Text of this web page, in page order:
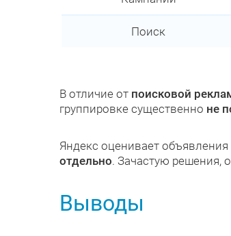
Поиск
В отличие от поисковой
группировке существенно не
Яндекс оценивает
отдельно. Зачастую решения,
Выводы